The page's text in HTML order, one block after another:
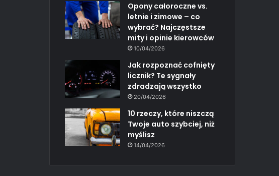
Opony całoroczne vs.
letnie i zimowe – co
wybrać? Najczęstsze
mity i opinie kierowców
10/04/2026
Jak rozpoznać cofnięty
licznik? Te sygnały
zdradzają wszystko
20/04/2026
10 rzeczy, które niszczą
Twoje auto szybciej, niż
myślisz
14/04/2026